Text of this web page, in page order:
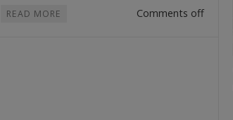
READ MORE Comments off